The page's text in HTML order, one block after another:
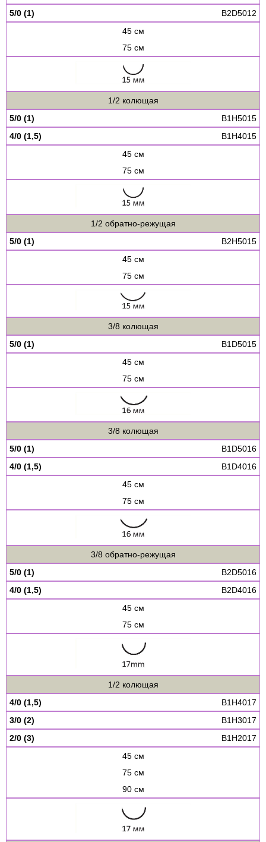
5/0 (1)
B2D5012
45 см
75 см
1/2 колющая
5/0 (1)
B1H5015
4/0 (1,5)
B1H4015
45 см
75 см
1/2 обратно-режущая
5/0 (1)
B2H5015
45 см
75 см
3/8 колющая
5/0 (1)
B1D5015
45 см
75 см
3/8 колющая
5/0 (1)
B1D5016
4/0 (1,5)
B1D4016
45 см
75 см
3/8 обратно-режущая
5/0 (1)
B2D5016
4/0 (1,5)
B2D4016
45 см
75 см
1/2 колющая
4/0 (1,5)
B1H4017
3/0 (2)
B1H3017
2/0 (3)
B1H2017
45 см
75 см
90 см